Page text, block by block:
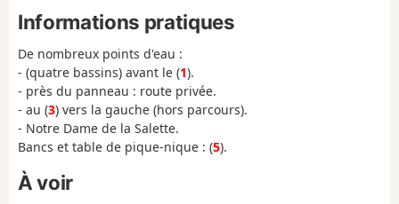
Informations pratiques
De nombreux points d'eau :
- (quatre bassins) avant le (1).
- près du panneau : route privée.
- au (3) vers la gauche (hors parcours).
- Notre Dame de la Salette.
Bancs et table de pique-nique : (5).
À voir